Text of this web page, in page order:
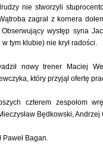
nie stworzyli
zagrał z kornera
występ syna
tym klubie) nie krył radości.
nowy trener Maciej
który przyjął ofertę
czterem zespołom
Będkowski, Andrzej
Paweł Bagan.